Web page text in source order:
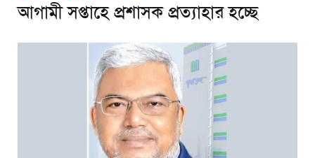
আগামী সপ্তাহে প্রশাসক প্রত্যাহার হচ্ছে